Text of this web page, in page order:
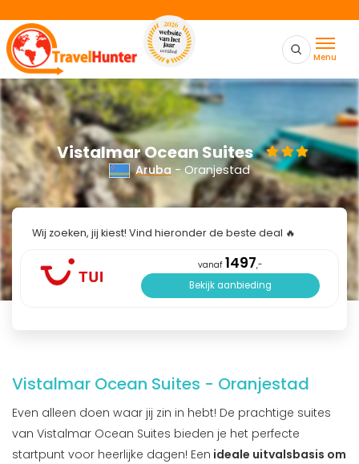
Menu
Vistalmar Ocean Suites
Aruba - Oranjestad
Wij zoeken, jij kiest! Vind hieronder de beste deal 🔥
vanaf 1497,-
Bekijk aanbieding
Vistalmar Ocean Suites - Oranjestad
Even alleen doen waar jij zin in hebt! De prachtige suites
van Vistalmar Ocean Suites bieden je het perfecte
startpunt voor heerlijke dagen! Een ideale uitvalsbasis om